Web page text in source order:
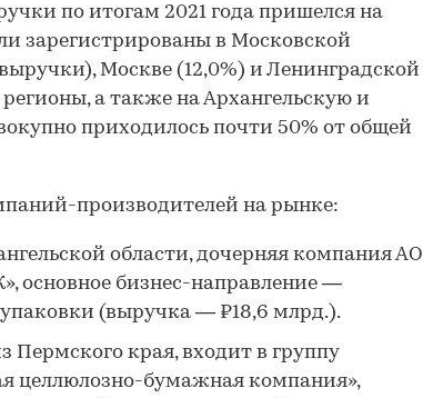
по итогам 2021 года пришелся на
зарегистрированы в Московской
Москве (12,0%) и Ленинградской
а также на Архангельскую и
приходилось почти 50% от общей
производителей на рынке:
области, дочерняя компания АО
основное бизнес-направление —
(выручка — ₽18,6 млрд.).
Пермского края, входит в группу
целлюлозно-бумажная компания»,